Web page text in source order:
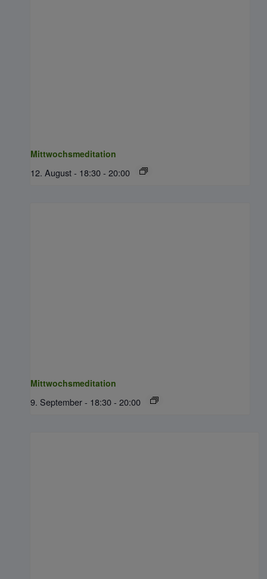
Mittwochsmeditation
12. August - 18:30- 20:00
Mittwochsmeditation
9. September - 18:30- 20:00